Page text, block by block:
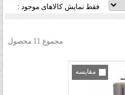
فقط نمایش کالاهای موجود :
مجموع 11 محصول
مقایسه